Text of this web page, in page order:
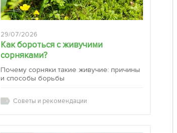
29/07/2026
Как бороться с живучими
сорняками?
Почему сорняки такие живучие: причины
и способы борьбы
Советы и рекомендации